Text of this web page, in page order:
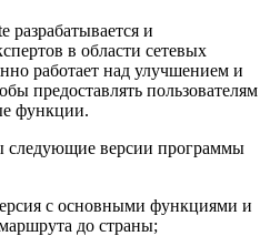
разрабатывается и
в области сетевых
работает над улучшением и
предоставлять пользователям
функции.
следующие версии программы
с основными функциями и
до страны;